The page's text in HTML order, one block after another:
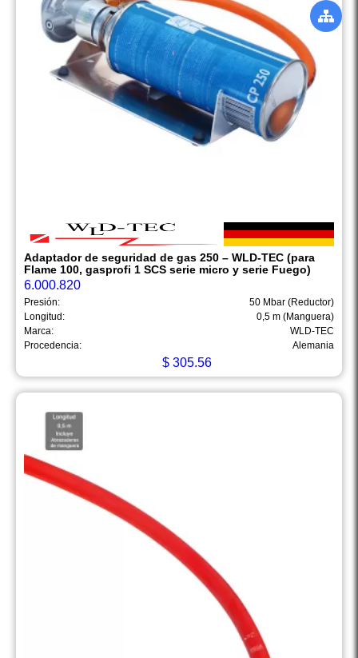
Adaptador de seguridad de gas 250 – WLD-TEC (para
Flame 100, gasprofi 1 SCS serie micro y serie Fuego)
6.000.820
Presión:
50 Mbar (Reductor)
Longitud:
0,5 m (Manguera)
Marca:
WLD-TEC
Procedencia:
Alemania
$ 305.56